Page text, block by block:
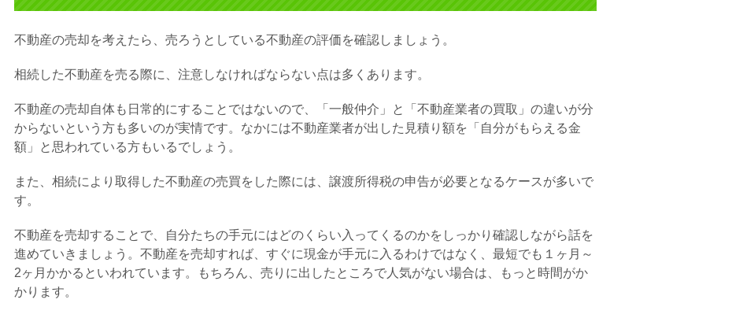
不動産の売却を考えたら、売ろうとしている不動産の評価を確認しましょう。
相続した不動産を売る際に、注意しなければならない点は多くあります。
不動産の売却自体も日常的にすることではないので、「一般仲介」と「不動産業者の買取」の違いが分
からないという方も多いのが実情です。なかには不動産業者が出した見積り額を「自分がもらえる金
額」と思われている方もいるでしょう。
また、相続により取得した不動産の売買をした際には、譲渡所得税の申告が必要となるケースが多いで
す。
不動産を売却することで、自分たちの手元にはどのくらい入ってくるのかをしっかり確認しながら話を
進めていきましょう。不動産を売却すれば、すぐに現金が手元に入るわけではなく、最短でも１ヶ月～
2ヶ月かかるといわれています。もちろん、売りに出したところで人気がない場合は、もっと時間がか
かります。